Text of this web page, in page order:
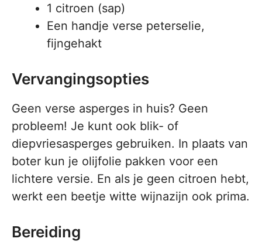
1 citroen (sap)
Een handje verse peterselie,
fijngehakt
Vervangingsopties
Geen verse asperges in huis? Geen
probleem! Je kunt ook blik- of
diepvriesasperges gebruiken. In plaats van
boter kun je olijfolie pakken voor een
lichtere versie. En als je geen citroen hebt,
werkt een beetje witte wijnazijn ook prima.
Bereiding